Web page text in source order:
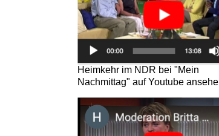
Heimkehr im NDR bei "Mein
Nachmittag" auf Youtube